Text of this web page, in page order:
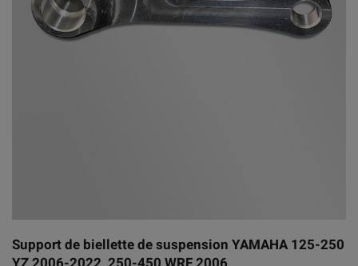
Support de biellette de suspension YAMAHA 125-250